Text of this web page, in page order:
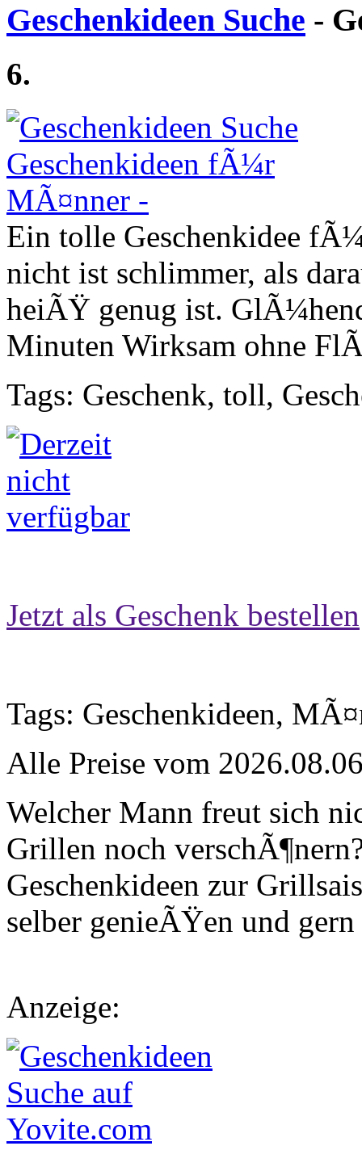
Geschenkideen Suche -
6.
Ein tolle Geschenkidee
nicht ist schlimmer, als
heiÃŸ genug ist.
Minuten Wirksam ohne
Tags: Geschenk, toll,
Jetzt als Geschenk bestellen
Tags: Geschenkideen,
Alle Preise vom
Welcher Mann freut sich
Grillen noch
Geschenkideen zur
selber genieÃŸen und
Anzeige: